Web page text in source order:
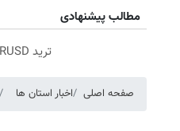
مطالب پیشنهادی
ترید EURUSD با اسپرد از صفر پیپ
صفحه اصلی اخبار استان ها